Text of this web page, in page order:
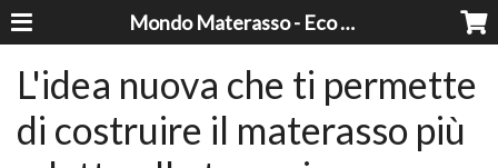
Mondo Materasso - Eco Dreams srl
L'idea nuova che ti permette
di costruire il materasso più